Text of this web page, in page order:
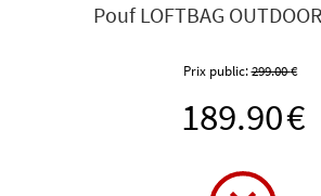
Pouf LOFTBAG
Prix public:299.00€
189.90€